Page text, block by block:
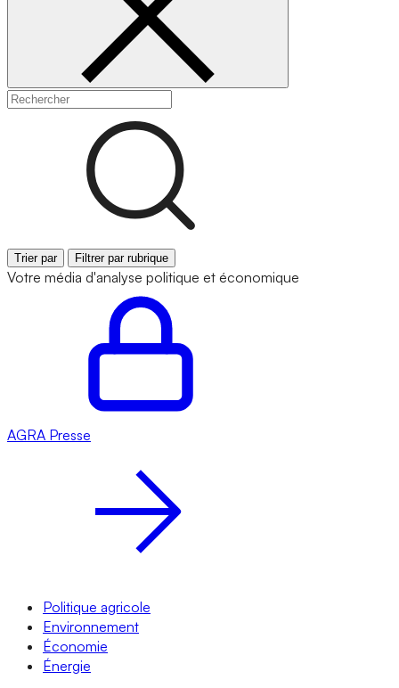
Trier par Filtrer par rubrique
Votre média d'analyse politique et économique
AGRA Presse
Politique agricole
Environnement
Économie
Énergie